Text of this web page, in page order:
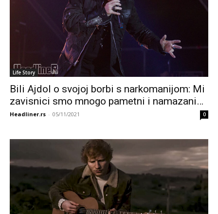
Life Story
Bili Ajdol o svojoj borbi s narkomanijom: Mi
zavisnici smo mnogo pametni i namazani…
Headliner.rs - 05/11/2021 0